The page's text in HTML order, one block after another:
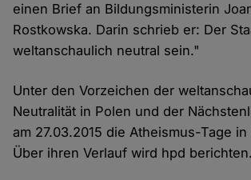
einen Brief an Bildungsministerin
Rostkowska. Darin schrieb er: Der
weltanschaulich neutral sein."
Unter den Vorzeichen der
Neutralität in Polen und der
am 27.03.2015 die Atheismus-Tage in
Über ihren Verlauf wird hpd berichten.